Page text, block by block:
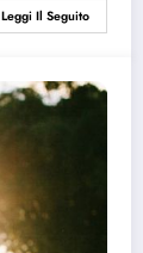
Leggi Il Seguito